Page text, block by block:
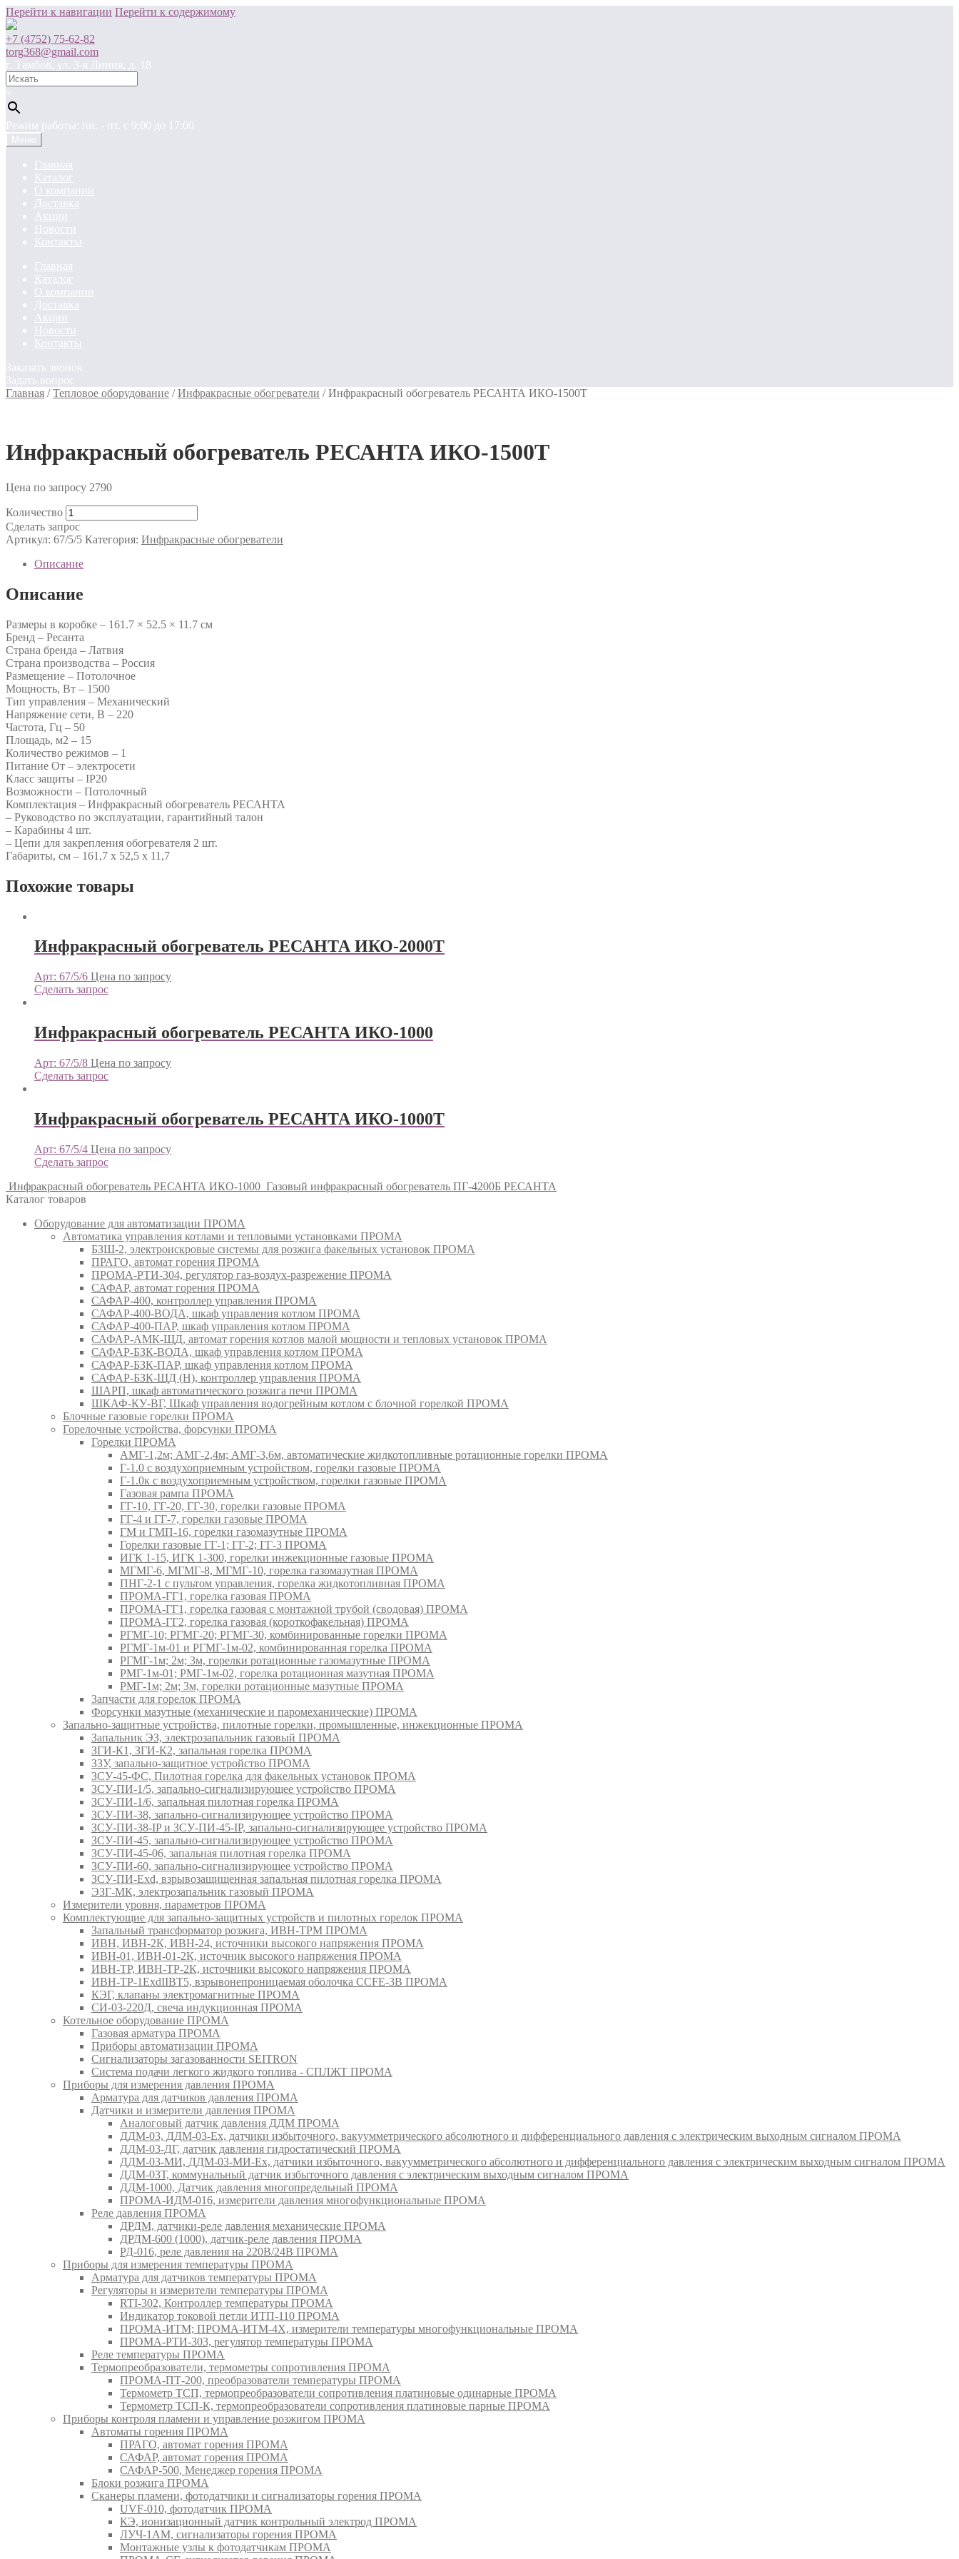
Перейти к навигации Перейти к содержимому
+7 (4752) 75-62-82
torg368@gmail.com
г. Тамбов, ул. 3-я Линия, д. 18
×
Режим работы: пн. - пт. c 9:00 до 17:00
Меню
Главная
Каталог
О компании
Доставка
Акции
Новости
Контакты
Главная
Каталог
О компании
Доставка
Акции
Новости
Контакты
Заказать звонок
Задать вопрос
Главная /Тепловое оборудование /Инфракрасные обогреватели /Инфракрасный обогреватель РЕСАНТА ИКО-1500Т
Инфракрасный обогреватель РЕСАНТА ИКО-1500Т
Цена по запросу 2790
Количество
Сделать запрос
Артикул: 67/5/5 Категория: Инфракрасные обогреватели
Описание
Описание
Размеры в коробке – 161.7 × 52.5 × 11.7 см
Бренд – Ресанта
Страна бренда – Латвия
Страна производства – Россия
Размещение – Потолочное
Мощность, Вт – 1500
Тип управления – Механический
Напряжение сети, В – 220
Частота, Гц – 50
Площадь, м2 – 15
Количество режимов – 1
Питание От – электросети
Класс защиты – IP20
Возможности – Потолочный
Комплектация – Инфракрасный обогреватель РЕСАНТА
– Руководство по эксплуатации, гарантийный талон
– Карабины 4 шт.
– Цепи для закрепления обогревателя 2 шт.
Габариты, см – 161,7 х 52,5 х 11,7
Похожие товары
Инфракрасный обогреватель РЕСАНТА ИКО-2000Т
Арт: 67/5/6 Цена по запросу
Сделать запрос
Инфракрасный обогреватель РЕСАНТА ИКО-1000
Арт: 67/5/8 Цена по запросу
Сделать запрос
Инфракрасный обогреватель РЕСАНТА ИКО-1000Т
Арт: 67/5/4 Цена по запросу
Сделать запрос
Инфракрасный обогреватель РЕСАНТА ИКО-1000 Газовый инфракрасный обогреватель ПГ-4200Б РЕСАНТА
Каталог товаров
Оборудование для автоматизации ПРОМА
Автоматика управления котлами и тепловыми установками ПРОМА
БЗШ-2, электроискровые системы для розжига факельных установок ПРОМА
ПРАГО, автомат горения ПРОМА
ПРОМА-РТИ-304, регулятор газ-воздух-разрежение ПРОМА
САФАР, автомат горения ПРОМА
САФАР-400, контроллер управления ПРОМА
САФАР-400-ВОДА, шкаф управления котлом ПРОМА
САФАР-400-ПАР, шкаф управления котлом ПРОМА
САФАР-АМК-ЩД, автомат горения котлов малой мощности и тепловых установок ПРОМА
САФАР-БЗК-ВОДА, шкаф управления котлом ПРОМА
САФАР-БЗК-ПАР, шкаф управления котлом ПРОМА
САФАР-БЗК-ЩД (Н), контроллер управления ПРОМА
ШАРП, шкаф автоматического розжига печи ПРОМА
ШКАФ-КУ-ВГ, Шкаф управления водогрейным котлом с блочной горелкой ПРОМА
Блочные газовые горелки ПРОМА
Горелочные устройства, форсунки ПРОМА
Горелки ПРОМА
АМГ-1,2м; АМГ-2,4м; АМГ-3,6м, автоматические жидкотопливные ротационные горелки ПРОМА
Г-1.0 с воздухоприемным устройством, горелки газовые ПРОМА
Г-1.0к с воздухоприемным устройством, горелки газовые ПРОМА
Газовая рампа ПРОМА
ГГ-10, ГГ-20, ГГ-30, горелки газовые ПРОМА
ГГ-4 и ГГ-7, горелки газовые ПРОМА
ГМ и ГМП-16, горелки газомазутные ПРОМА
Горелки газовые ГГ-1; ГГ-2; ГГ-3 ПРОМА
ИГК 1-15, ИГК 1-300, горелки инжекционные газовые ПРОМА
МГМГ-6, МГМГ-8, МГМГ-10, горелка газомазутная ПРОМА
ПНГ-2-1 с пультом управления, горелка жидкотопливная ПРОМА
ПРОМА-ГГ1, горелка газовая ПРОМА
ПРОМА-ГГ1, горелка газовая с монтажной трубой (сводовая) ПРОМА
ПРОМА-ГГ2, горелка газовая (короткофакельная) ПРОМА
РГМГ-10; РГМГ-20; РГМГ-30, комбинированные горелки ПРОМА
РГМГ-1м-01 и РГМГ-1м-02, комбинированная горелка ПРОМА
РГМГ-1м; 2м; 3м, горелки ротационные газомазутные ПРОМА
РМГ-1м-01; РМГ-1м-02, горелка ротационная мазутная ПРОМА
РМГ-1м; 2м; 3м, горелки ротационные мазутные ПРОМА
Запчасти для горелок ПРОМА
Форсунки мазутные (механические и паромеханические) ПРОМА
Запально-защитные устройства, пилотные горелки, промышленные, инжекционные ПРОМА
Запальник ЭЗ, электрозапальник газовый ПРОМА
ЗГИ-К1, ЗГИ-К2, запальная горелка ПРОМА
ЗЗУ, запально-защитное устройство ПРОМА
ЗСУ-45-ФС, Пилотная горелка для факельных установок ПРОМА
ЗСУ-ПИ-1/5, запально-сигнализирующее устройство ПРОМА
ЗСУ-ПИ-1/6, запальная пилотная горелка ПРОМА
ЗСУ-ПИ-38, запально-сигнализирующее устройство ПРОМА
ЗСУ-ПИ-38-IP и ЗСУ-ПИ-45-IP, запально-сигнализирующее устройство ПРОМА
ЗСУ-ПИ-45, запально-сигнализирующее устройство ПРОМА
ЗСУ-ПИ-45-06, запальная пилотная горелка ПРОМА
ЗСУ-ПИ-60, запально-сигнализирующее устройство ПРОМА
ЗСУ-ПИ-Exd, взрывозащищенная запальная пилотная горелка ПРОМА
ЭЗГ-МК, электрозапальник газовый ПРОМА
Измерители уровня, параметров ПРОМА
Комплектующие для запально-защитных устройств и пилотных горелок ПРОМА
Запальный трансформатор розжига, ИВН-ТРМ ПРОМА
ИВН, ИВН-2К, ИВН-24, источники высокого напряжения ПРОМА
ИВН-01, ИВН-01-2К, источник высокого напряжения ПРОМА
ИВН-ТР, ИВН-ТР-2К, источники высокого напряжения ПРОМА
ИВН-ТР-1ExdIIBT5, взрывонепроницаемая оболочка CCFE-3B ПРОМА
КЭГ, клапаны электромагнитные ПРОМА
СИ-03-220Д, свеча индукционная ПРОМА
Котельное оборудование ПРОМА
Газовая арматура ПРОМА
Приборы автоматизации ПРОМА
Сигнализаторы загазованности SEITRON
Система подачи легкого жидкого топлива - СПЛЖТ ПРОМА
Приборы для измерения давления ПРОМА
Арматура для датчиков давления ПРОМА
Датчики и измерители давления ПРОМА
Аналоговый датчик давления ДДМ ПРОМА
ДДМ-03, ДДМ-03-Ех, датчики избыточного, вакуумметрического абсолютного и дифференциального давления с электрическим выходным сигналом ПРОМА
ДДМ-03-ДГ, датчик давления гидростатический ПРОМА
ДДМ-03-МИ, ДДМ-03-МИ-Ех, датчики избыточного, вакуумметрического абсолютного и дифференциального давления с электрическим выходным сигналом ПРОМА
ДДМ-03Т, коммунальный датчик избыточного давления с электрическим выходным сигналом ПРОМА
ДДМ-1000, Датчик давления многопредельный ПРОМА
ПРОМА-ИДМ-016, измерители давления многофункциональные ПРОМА
Реле давления ПРОМА
ДРДМ, датчики-реле давления механические ПРОМА
ДРДМ-600 (1000), датчик-реле давления ПРОМА
РД-016, реле давления на 220В/24В ПРОМА
Приборы для измерения температуры ПРОМА
Арматура для датчиков температуры ПРОМА
Регуляторы и измерители температуры ПРОМА
RTI-302, Контроллер температуры ПРОМА
Индикатор токовой петли ИТП-110 ПРОМА
ПРОМА-ИТМ; ПРОМА-ИТМ-4Х, измерители температуры многофункциональные ПРОМА
ПРОМА-РТИ-303, регулятор температуры ПРОМА
Реле температуры ПРОМА
Термопреобразователи, термометры сопротивления ПРОМА
ПРОМА-ПТ-200, преобразователи температуры ПРОМА
Термометр ТСП, термопреобразователи сопротивления платиновые одинарные ПРОМА
Термометр ТСП-К, термопреобразователи сопротивления платиновые парные ПРОМА
Приборы контроля пламени и управление розжигом ПРОМА
Автоматы горения ПРОМА
ПРАГО, автомат горения ПРОМА
САФАР, автомат горения ПРОМА
САФАР-500, Менеджер горения ПРОМА
Блоки розжига ПРОМА
Сканеры пламени, фотодатчики и сигнализаторы горения ПРОМА
UVF-010, фотодатчик ПРОМА
КЭ, ионизационный датчик контрольный электрод ПРОМА
ЛУЧ-1АМ, сигнализаторы горения ПРОМА
Монтажные узлы к фотодатчикам ПРОМА